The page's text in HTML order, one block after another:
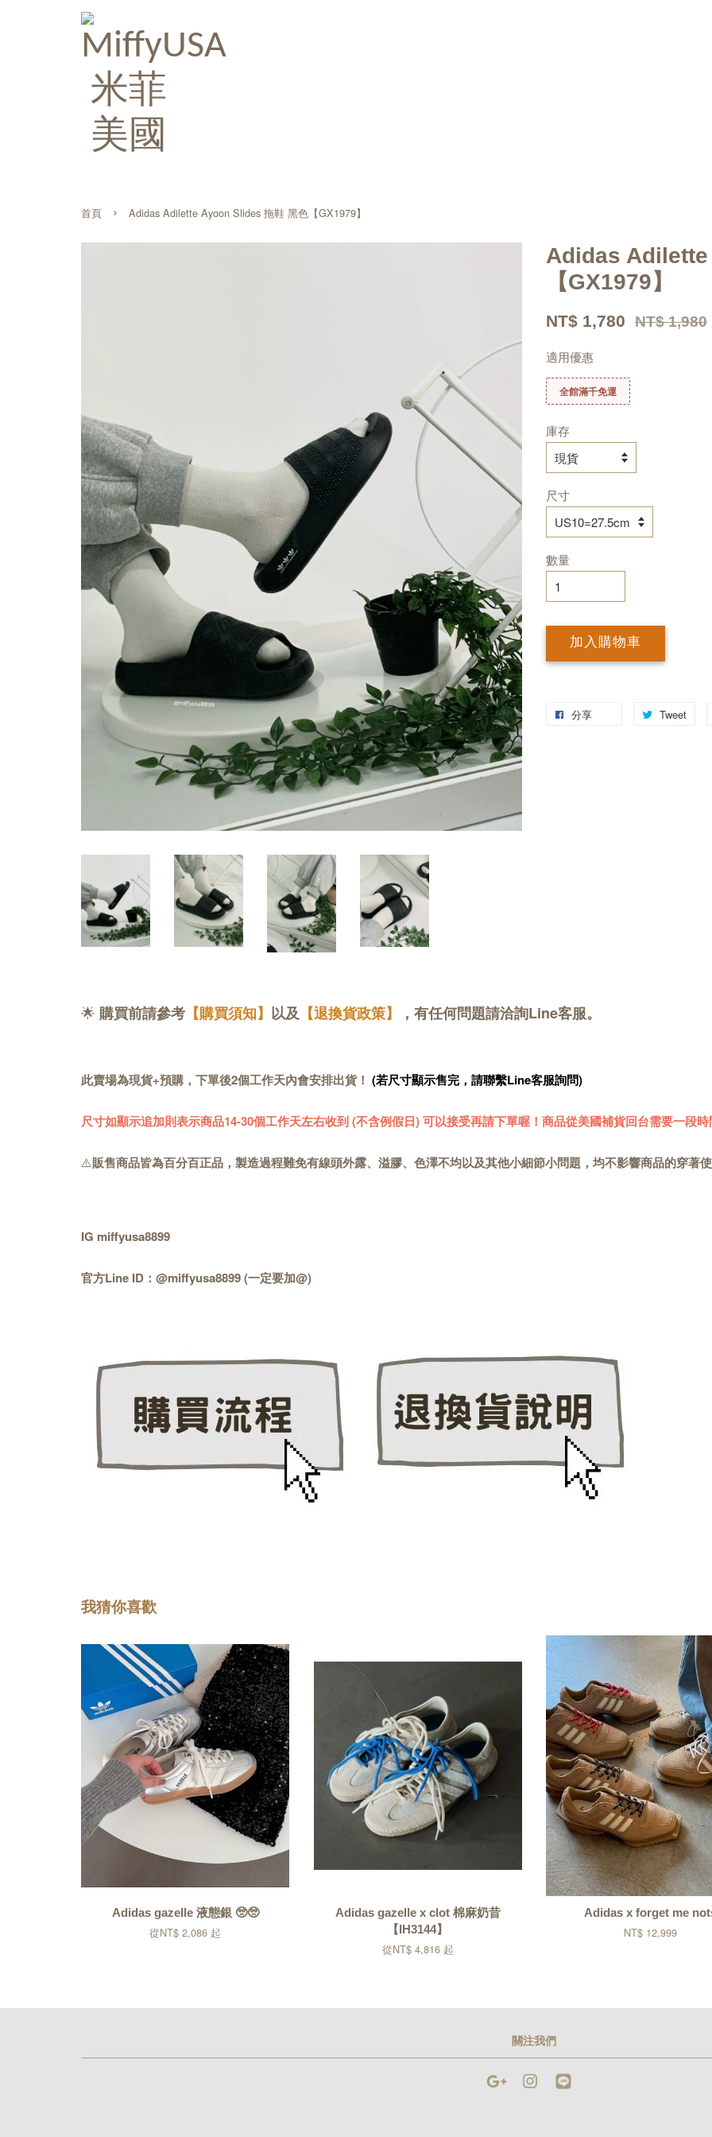
首頁 › Adidas Adilette Ayoon Slides 拖鞋 黑色【GX1979】
Adidas
【GX1979】
NT$ 1,780 NT$ 1,980
適用優惠
全館滿千免運
庫存
尺寸
數量
加入購物車
分享 Tweet
🌟 購買前請參考 【購買須知】 以及 【退換貨政策】 ，有任何問題請洽詢Line客服。
此賣場為現貨+預購，下單後2個工作天內會安排出貨！ (若尺寸顯示售完，請聯繫Line客服詢問)
尺寸如顯示追加則表示商品14-30個工作天左右收到 (不含例假日) 可以接受再請下單喔！商品從美國補貨回台需要一段時
⚠️販售商品皆為百分百正品，製造過程難免有線頭外露、溢膠、色澤不均以及其他小細節小問題，均不影響商品的穿著
IG miffyusa8899
官方Line ID：@miffyusa8899 (一定要加@)
我猜你喜歡
Adidas gazelle 液態銀 🥺🥺
從NT$ 2,086 起
Adidas gazelle x clot 棉麻奶昔
【IH3144】
從NT$ 4,816 起
Adidas x forget me
NT$ 12,999
關注我們
Google Instagram